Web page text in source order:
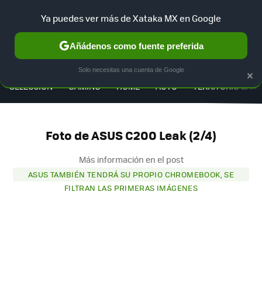
SELECCIÓN GAMING HOME AUTO TERRITORIO
Foto de ASUS C200 Leak (2/4)
Más información en el post
ASUS TAMBIÉN TENDRÁ SU PROPIO CHROMEBOOK, SE
FILTRAN LAS PRIMERAS IMÁGENES
×
Ya puedes ver más de Xataka MX en Google
Añádenos como fuente preferida
Solo necesitas una cuenta de Google